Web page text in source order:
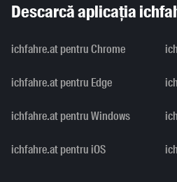
Descarcă aplicația
ichfahre.at pentru Chrome
ichfahre.at pentru Edge
ichfahre.at pentru Windows
ichfahre.at pentru iOS